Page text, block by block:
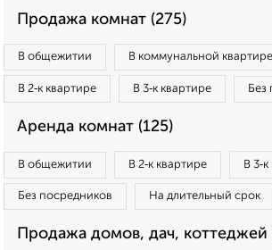
Продажа комнат (275)
В общежитии В коммунальной квартире
В 2‑к квартире В 3‑к квартире Без
Аренда комнат (125)
В общежитии В 2‑к квартире В
Без посредников На длительный срок
Продажа домов, дач, коттеджей